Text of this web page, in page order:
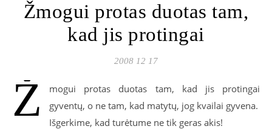
Žmogui protas duotas tam,
kad jis protingai
2008 12 17
Ž
mogui protas duotas tam, kad jis protingai
gyventų, o ne tam, kad matytų, jog kvailai gyvena.
Išgerkime, kad turėtume ne tik geras akis!